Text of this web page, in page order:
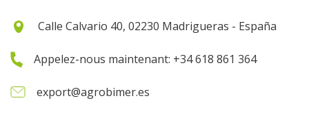
Calle Calvario 40, 02230 Madrigueras - España
Appelez-nous maintenant: +34 618 861 364
export@agrobimer.es